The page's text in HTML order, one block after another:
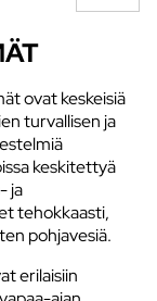
ovat keskeisiä
turvallisen ja
keskitettyä
ja
tehokkaasti,
pohjavesiä.
erilaisiin